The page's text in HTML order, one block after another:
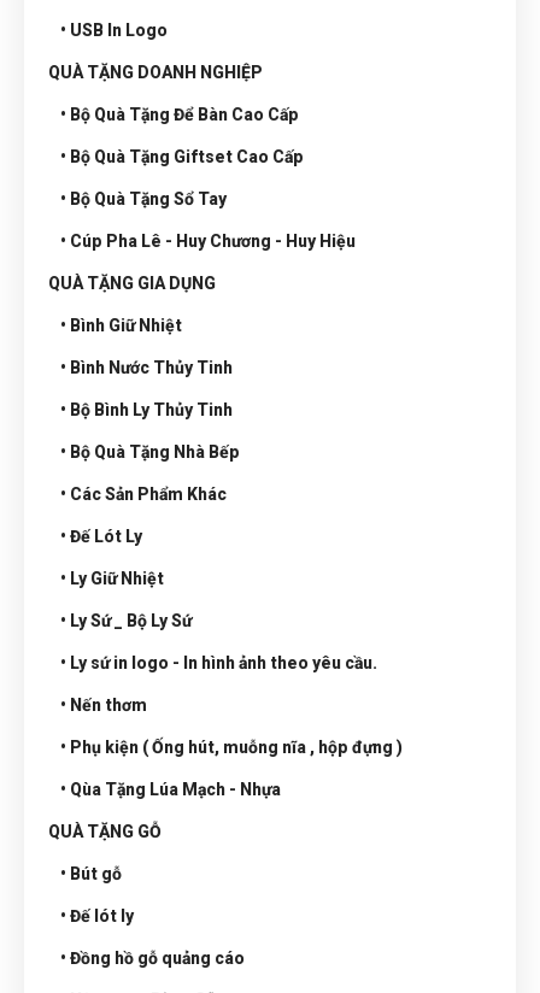
• USB In Logo
QUÀ TẶNG DOANH NGHIỆP
• Bộ Quà Tặng Để Bàn Cao Cấp
• Bộ Quà Tặng Giftset Cao Cấp
• Bộ Quà Tặng Sổ Tay
• Cúp Pha Lê - Huy Chương - Huy Hiệu
QUÀ TẶNG GIA DỤNG
• Bình Giữ Nhiệt
• Bình Nước Thủy Tinh
• Bộ Bình Ly Thủy Tinh
• Bộ Quà Tặng Nhà Bếp
• Các Sản Phẩm Khác
• Đế Lót Ly
• Ly Giữ Nhiệt
• Ly Sứ _ Bộ Ly Sứ
• Ly sứ in logo - In hình ảnh theo yêu cầu.
• Nến thơm
• Phụ kiện ( Ống hút, muỗng nĩa , hộp đựng )
• Qùa Tặng Lúa Mạch - Nhựa
QUÀ TẶNG GỖ
• Bút gỗ
• Đế lót ly
• Đồng hồ gỗ quảng cáo